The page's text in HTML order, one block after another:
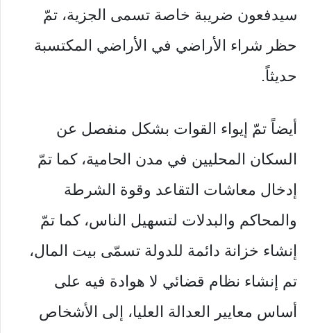
سيدفعون ضريبة خاصة تسمى الجزية، تمّ
حظر شراء الأراضي في الأراضي المكتسبة
حديثاً.
أيضاً تمّ إيواء القوات بشكل منفصل عن
السكان المحليين في مدن الحامية، كما تمّ
إدخال معاشات التقاعد وقوة الشرطة
والمحاكم والبدلات لتسهيل الناس، كما تمّ
إنشاء خزانة دائمة للدولة تسمّى بيت المال،
تم إنشاء نظام قضائي لا هوادة فيه على
أساس معايير العدالة العليا، إلى الأشخاص